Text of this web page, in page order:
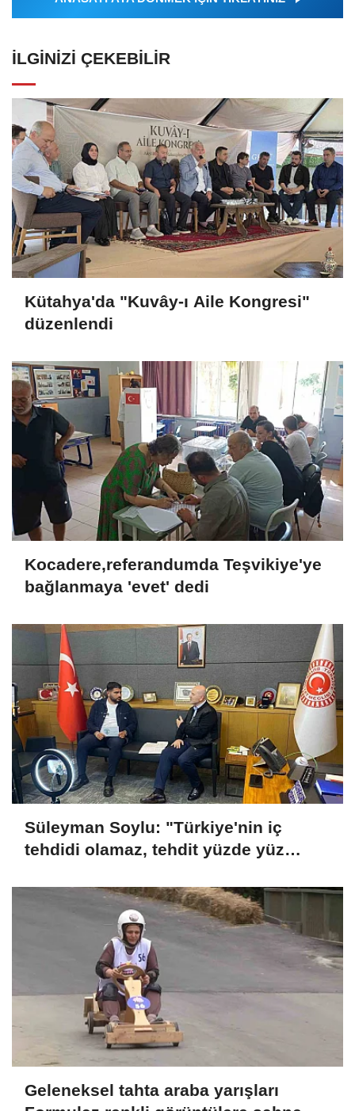
İLGINIZI ÇEKEBILIR
Kütahya'da "Kuvây-ı Aile Kongresi"
düzenlendi
Kocadere,referandumda Teşvikiye'ye
bağlanmaya 'evet' dedi
Süleyman Soylu: "Türkiye'nin iç
tehdidi olamaz, tehdit yüzde yüz
Geleneksel tahta araba yarışları